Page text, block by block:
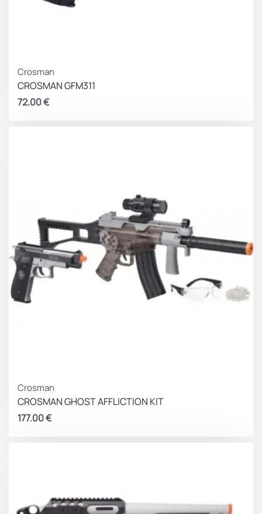
Crosman
CROSMAN GFM311
72.00€
Crosman
CROSMAN GHOST AFFLICTION KIT
177.00€